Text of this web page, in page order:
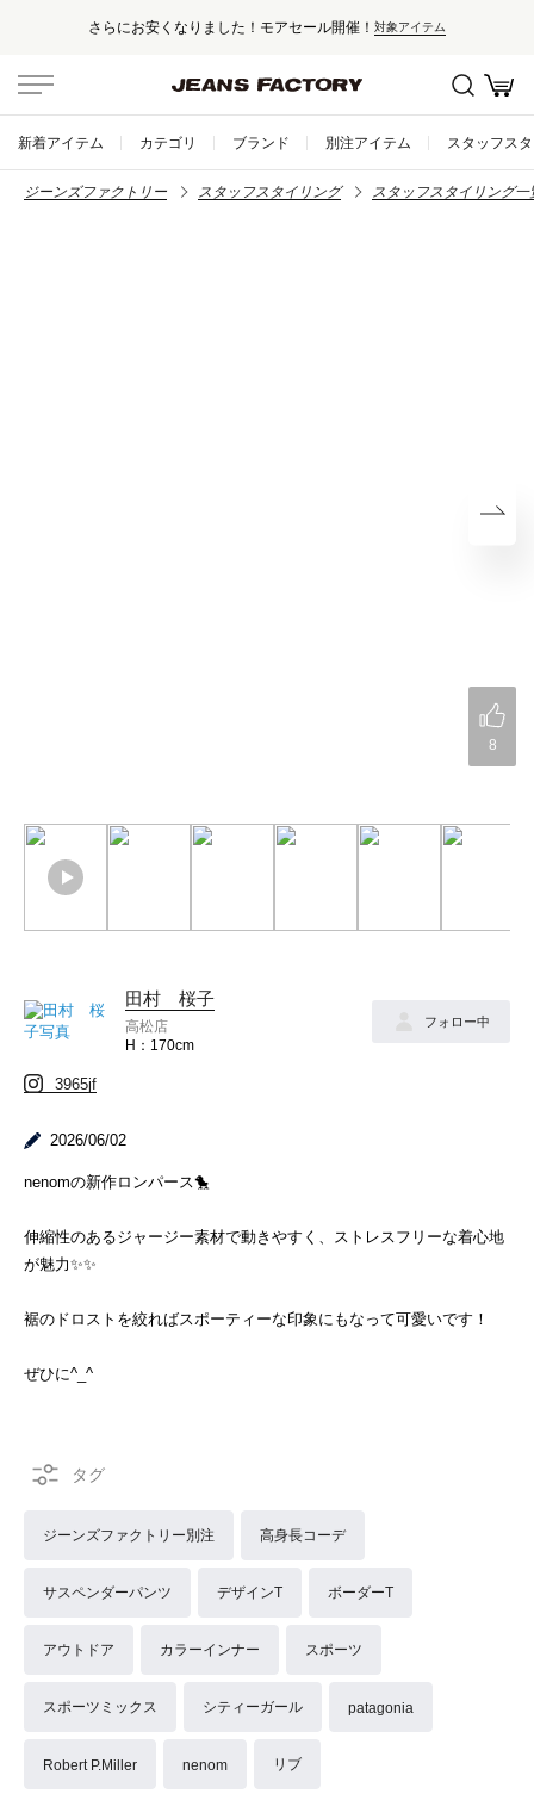
さらにお安くなりました！モアセール開催！ 対象アイテム
新着アイテム カテゴリ ブランド 別注アイテム スタッフス
ジーンズファクトリー スタッフスタイリング スタッフスタイリング一
8
田村 桜子
高松店
170cm
フォロー中
3965jf
2026/06/02
nenomの新作ロンパース🐤
伸縮性のあるジャージー素材で動きやすく、ストレスフリーな着心地
が魅力✨✨
裾のドロストを絞ればスポーティーな印象にもなって可愛いです！
ぜひに^_^
ジーンズファクトリー別注 高身長コーデ
サスペンダーパンツ デザインT ボーダーT
アウトドア カラーインナー スポーツ
スポーツミックス シティーガール patagonia
Robert P.Miller nenom リブ